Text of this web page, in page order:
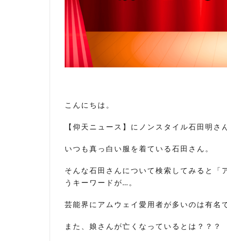
こんにちは。
【仰天ニュース】にノンスタイル石田明さ
いつも真っ白い服を着ている石田さん。
そんな石田さんについて検索してみると「
うキーワードが…。
芸能界にアムウェイ愛用者が多いのは有名
また、娘さんが亡くなっているとは？？？